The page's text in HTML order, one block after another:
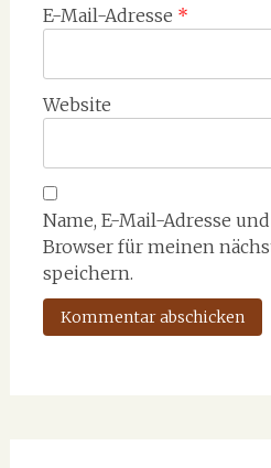
E-Mail-Adresse *
Website
Name, E-Mail-Adresse
Browser für meinen
speichern.